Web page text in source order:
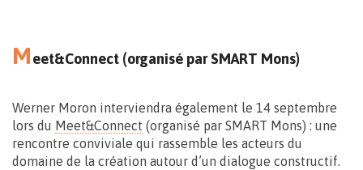
13.09
Meet&Connect (organisé par SMART Mons)
Werner Moron interviendra également le 14 septembre
lors du Meet&Connect (organisé par SMART Mons) : une
rencontre conviviale qui rassemble les acteurs du
domaine de la création autour d’un dialogue constructif.